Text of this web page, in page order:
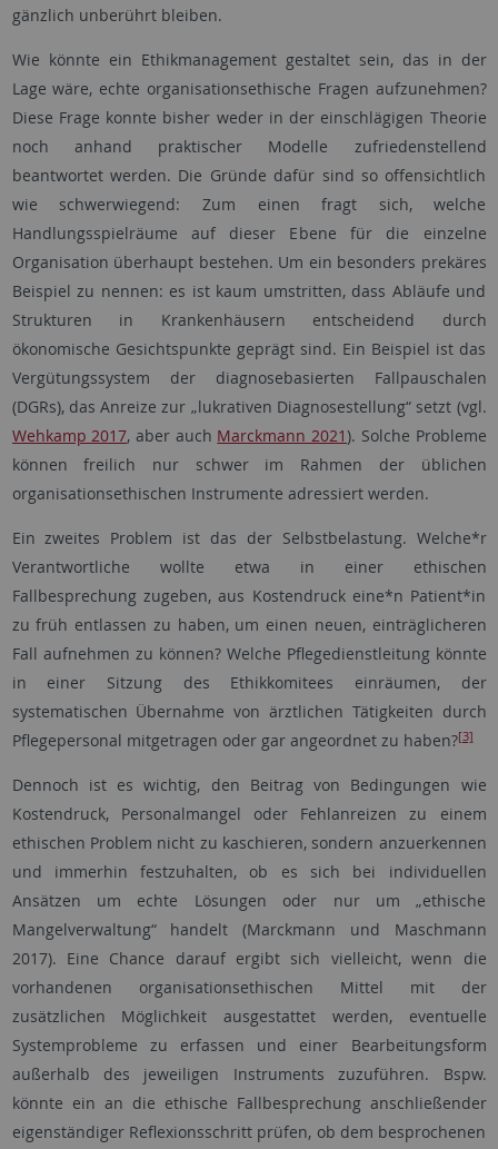
gänzlich unberührt bleiben.
Wie könnte ein Ethikmanagement gestaltet sein, das in der
Lage wäre, echte organisationsethische Fragen aufzunehmen?
Diese Frage konnte bisher weder in der einschlägigen Theorie
noch anhand praktischer Modelle zufriedenstellend
beantwortet werden. Die Gründe dafür sind so offensichtlich
wie schwerwiegend: Zum einen fragt sich, welche
Handlungsspielräume auf dieser Ebene für die einzelne
Organisation überhaupt bestehen. Um ein besonders prekäres
Beispiel zu nennen: es ist kaum umstritten, dass Abläufe und
Strukturen in Krankenhäusern entscheidend durch
ökonomische Gesichtspunkte geprägt sind. Ein Beispiel ist das
Vergütungssystem der diagnosebasierten Fallpauschalen
(DGRs), das Anreize zur „lukrativen Diagnosestellung“ setzt (vgl.
Wehkamp 2017, aber auch Marckmann 2021). Solche Probleme
können freilich nur schwer im Rahmen der üblichen
organisationsethischen Instrumente adressiert werden.
Ein zweites Problem ist das der Selbstbelastung. Welche*r
Verantwortliche wollte etwa in einer ethischen
Fallbesprechung zugeben, aus Kostendruck eine*n Patient*in
zu früh entlassen zu haben, um einen neuen, einträglicheren
Fall aufnehmen zu können? Welche Pflegedienstleitung könnte
in einer Sitzung des Ethikkomitees einräumen, der
systematischen Übernahme von ärztlichen Tätigkeiten durch
Pflegepersonal mitgetragen oder gar angeordnet zu haben?[3]
Dennoch ist es wichtig, den Beitrag von Bedingungen wie
Kostendruck, Personalmangel oder Fehlanreizen zu einem
ethischen Problem nicht zu kaschieren, sondern anzuerkennen
und immerhin festzuhalten, ob es sich bei individuellen
Ansätzen um echte Lösungen oder nur um „ethische
Mangelverwaltung“ handelt (Marckmann und Maschmann
2017). Eine Chance darauf ergibt sich vielleicht, wenn die
vorhandenen organisationsethischen Mittel mit der
zusätzlichen Möglichkeit ausgestattet werden, eventuelle
Systemprobleme zu erfassen und einer Bearbeitungsform
außerhalb des jeweiligen Instruments zuzuführen. Bspw.
könnte ein an die ethische Fallbesprechung anschließender
eigenständiger Reflexionsschritt prüfen, ob dem besprochenen